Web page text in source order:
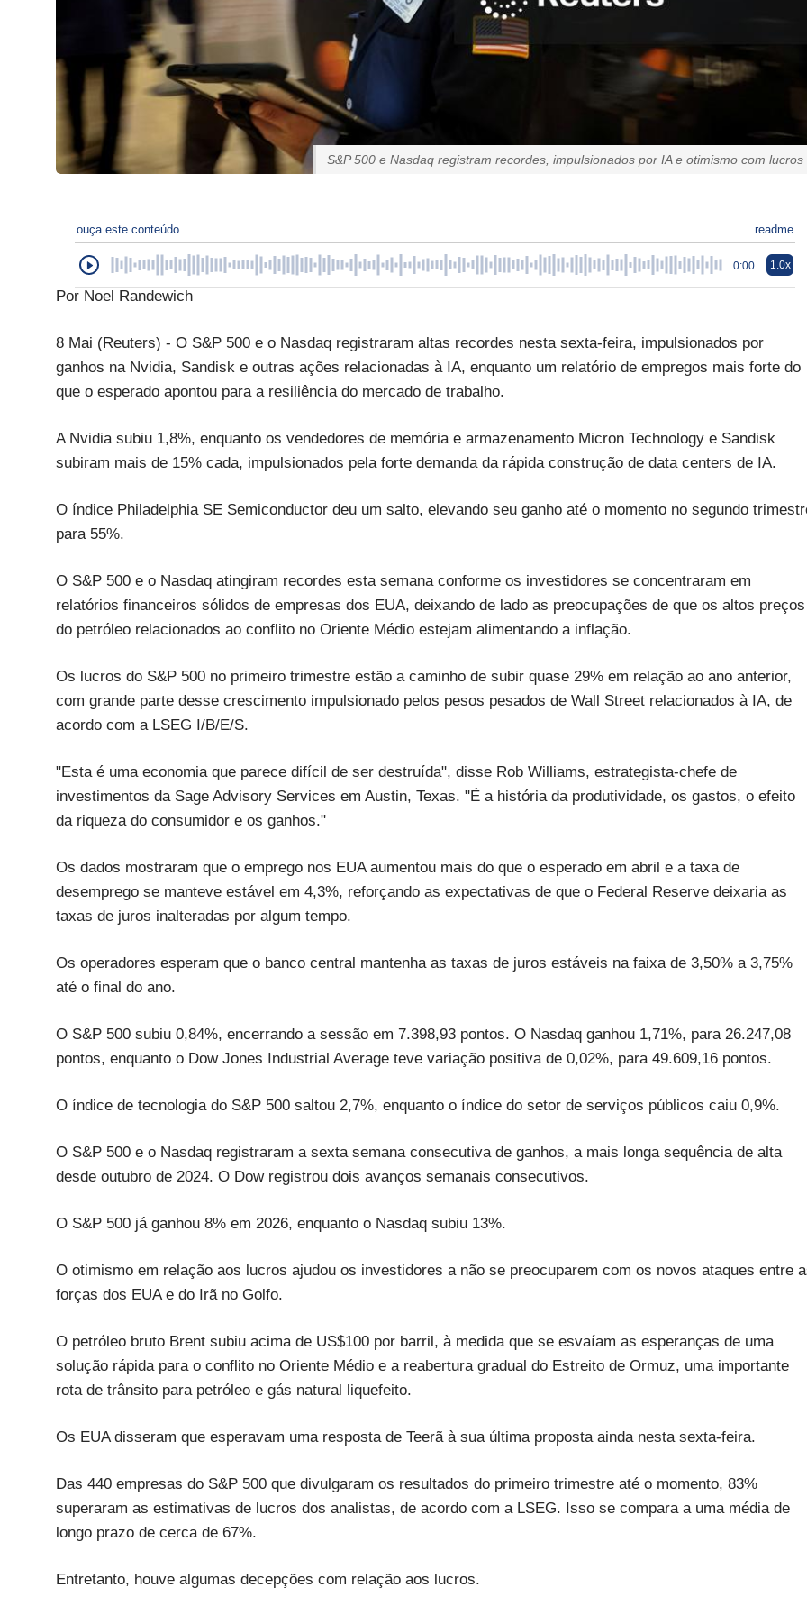
S&P 500 e Nasdaq registram recordes, impulsionados por IA e otimismo com lucros
ouça este conteúdo readme
0:00 1.0x
Por Noel Randewich
8 Mai (Reuters) - O S&P 500 e o Nasdaq registraram altas recordes nesta sexta-feira, impulsionados por
ganhos na Nvidia, Sandisk e outras ações relacionadas à IA, enquanto um relatório de empregos mais forte do
que o esperado apontou para a resiliência do mercado de trabalho.
A Nvidia subiu 1,8%, enquanto os vendedores de memória e armazenamento Micron Technology e Sandisk
subiram mais de 15% cada, impulsionados pela forte demanda da rápida construção de data centers de IA.
O índice Philadelphia SE Semiconductor deu um salto, elevando seu ganho até o momento no segundo
para 55%.
O S&P 500 e o Nasdaq atingiram recordes esta semana conforme os investidores se concentraram em
relatórios financeiros sólidos de empresas dos EUA, deixando de lado as preocupações de que os altos preços
do petróleo relacionados ao conflito no Oriente Médio estejam alimentando a inflação.
Os lucros do S&P 500 no primeiro trimestre estão a caminho de subir quase 29% em relação ao ano anterior,
com grande parte desse crescimento impulsionado pelos pesos pesados de Wall Street relacionados à IA, de
acordo com a LSEG I/B/E/S.
"Esta é uma economia que parece difícil de ser destruída", disse Rob Williams, estrategista-chefe de
investimentos da Sage Advisory Services em Austin, Texas. "É a história da produtividade, os gastos, o efeito
da riqueza do consumidor e os ganhos."
Os dados mostraram que o emprego nos EUA aumentou mais do que o esperado em abril e a taxa de
desemprego se manteve estável em 4,3%, reforçando as expectativas de que o Federal Reserve deixaria as
taxas de juros inalteradas por algum tempo.
Os operadores esperam que o banco central mantenha as taxas de juros estáveis na faixa de 3,50% a 3,75%
até o final do ano.
O S&P 500 subiu 0,84%, encerrando a sessão em 7.398,93 pontos. O Nasdaq ganhou 1,71%, para 26.247,08
pontos, enquanto o Dow Jones Industrial Average teve variação positiva de 0,02%, para 49.609,16 pontos.
O índice de tecnologia do S&P 500 saltou 2,7%, enquanto o índice do setor de serviços públicos caiu 0,9%.
O S&P 500 e o Nasdaq registraram a sexta semana consecutiva de ganhos, a mais longa sequência de alta
desde outubro de 2024. O Dow registrou dois avanços semanais consecutivos.
O S&P 500 já ganhou 8% em 2026, enquanto o Nasdaq subiu 13%.
O otimismo em relação aos lucros ajudou os investidores a não se preocuparem com os novos ataques entre
forças dos EUA e do Irã no Golfo.
O petróleo bruto Brent subiu acima de US$100 por barril, à medida que se esvaíam as esperanças de uma
solução rápida para o conflito no Oriente Médio e a reabertura gradual do Estreito de Ormuz, uma importante
rota de trânsito para petróleo e gás natural liquefeito.
Os EUA disseram que esperavam uma resposta de Teerã à sua última proposta ainda nesta sexta-feira.
Das 440 empresas do S&P 500 que divulgaram os resultados do primeiro trimestre até o momento, 83%
superaram as estimativas de lucros dos analistas, de acordo com a LSEG. Isso se compara a uma média de
longo prazo de cerca de 67%.
Entretanto, houve algumas decepções com relação aos lucros.